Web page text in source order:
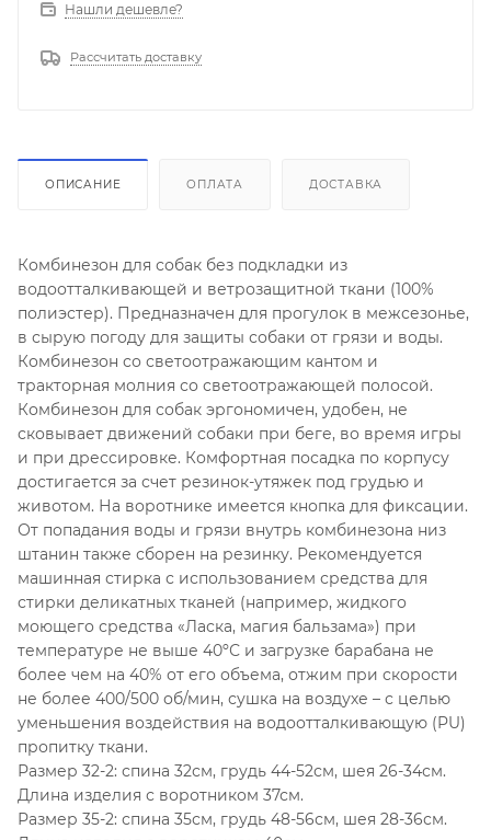
Нашли дешевле?
Рассчитать доставку
ОПИСАНИЕ ОПЛАТА ДОСТАВКА
Комбинезон для собак без подкладки из
водоотталкивающей и ветрозащитной ткани (100%
полиэстер). Предназначен для прогулок в межсезонье,
в сырую погоду для защиты собаки от грязи и воды.
Комбинезон со светоотражающим кантом и
тракторная молния со светоотражающей полосой.
Комбинезон для собак эргономичен, удобен, не
сковывает движений собаки при беге, во время игры
и при дрессировке. Комфортная посадка по корпусу
достигается за счет резинок-утяжек под грудью и
животом. На воротнике имеется кнопка для фиксации.
От попадания воды и грязи внутрь комбинезона низ
штанин также сборен на резинку. Рекомендуется
машинная стирка с использованием средства для
стирки деликатных тканей (например, жидкого
моющего средства «Ласка, магия бальзама») при
температуре не выше 40ºС и загрузке барабана не
более чем на 40% от его объема, отжим при скорости
не более 400/500 об/мин, сушка на воздухе – с целью
уменьшения воздействия на водоотталкивающую (PU)
пропитку ткани.
Размер 32-2: спина 32см, грудь 44-52см, шея 26-34см.
Длина изделия с воротником 37см.
Размер 35-2: спина 35см, грудь 48-56см, шея 28-36см.